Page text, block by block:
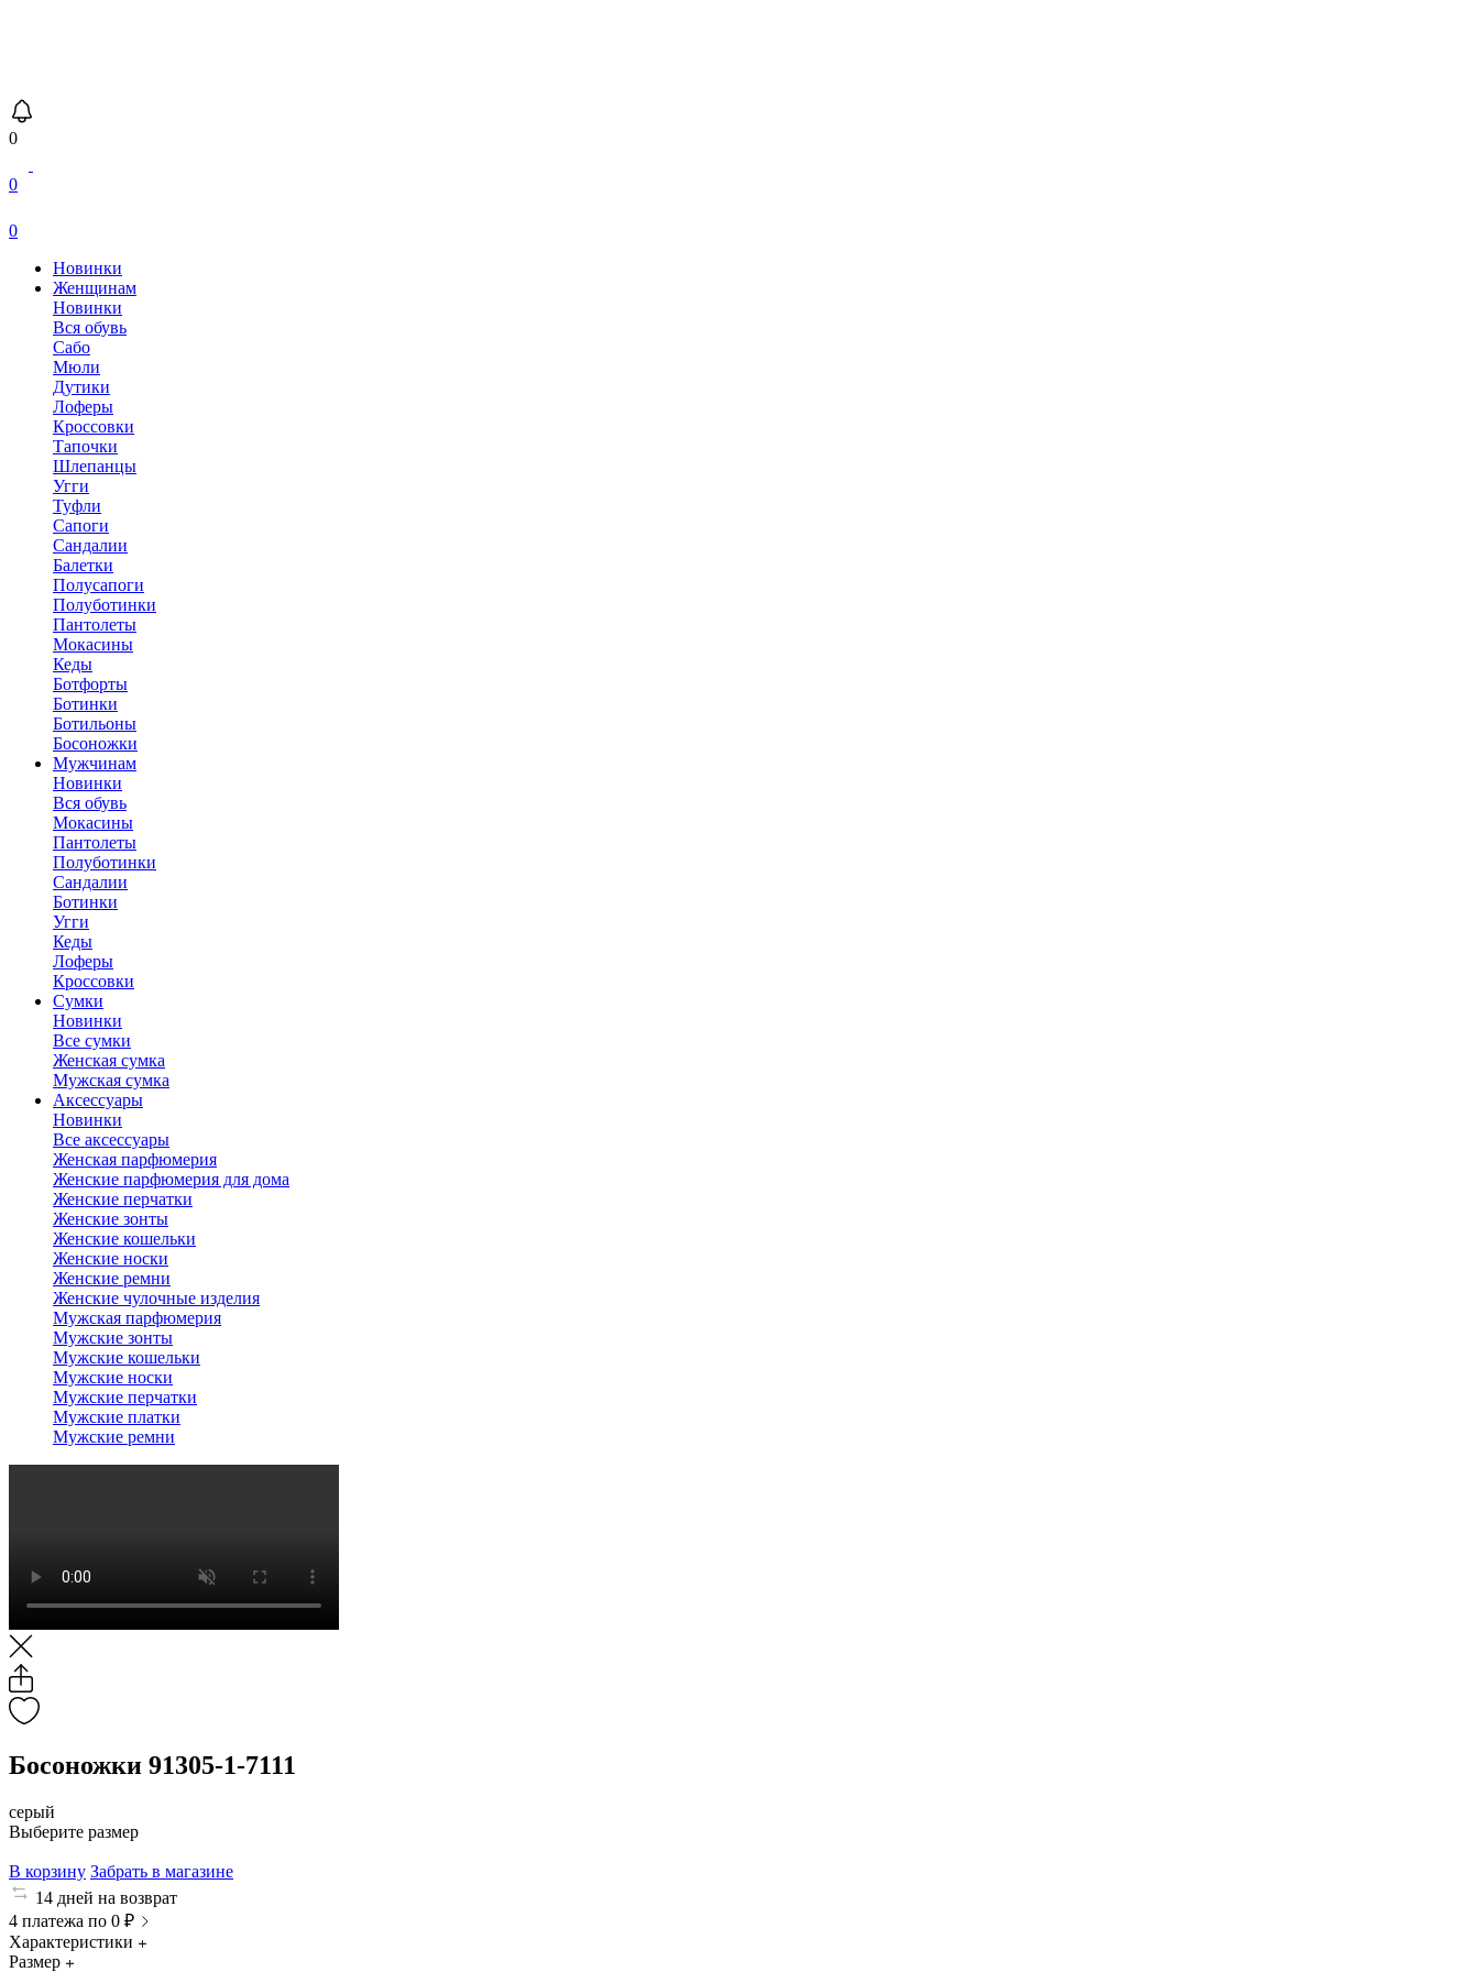
0
0
0
Новинки
Женщинам
Новинки
Вся обувь
Сабо
Мюли
Дутики
Лоферы
Кроссовки
Тапочки
Шлепанцы
Угги
Туфли
Сапоги
Сандалии
Балетки
Полусапоги
Полуботинки
Пантолеты
Мокасины
Кеды
Ботфорты
Ботинки
Ботильоны
Босоножки
Мужчинам
Новинки
Вся обувь
Мокасины
Пантолеты
Полуботинки
Сандалии
Ботинки
Угги
Кеды
Лоферы
Кроссовки
Сумки
Новинки
Все сумки
Женская сумка
Мужская сумка
Аксессуары
Новинки
Все аксессуары
Женская парфюмерия
Женские парфюмерия для дома
Женские перчатки
Женские зонты
Женские кошельки
Женские носки
Женские ремни
Женские чулочные изделия
Мужская парфюмерия
Мужские зонты
Мужские кошельки
Мужские носки
Мужские перчатки
Мужские платки
Мужские ремни
Босоножки 91305-1-7111
серый
Выберите размер
В корзину Забрать в магазине
14 дней на возврат
4 платежа по 0 ₽
Характеристики
Размер